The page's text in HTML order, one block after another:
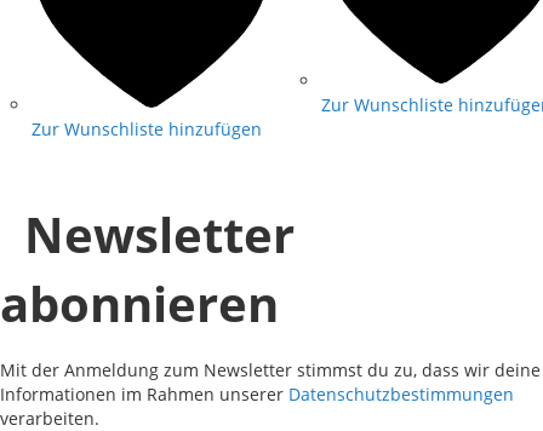
Zur Wunschliste hinzufügen
Zur Wunschliste
Newsletter
abonnieren
Mit der Anmeldung zum Newsletter stimmst du zu, dass wir deine
Informationen im Rahmen unserer Datenschutzbestimmungen
verarbeiten.